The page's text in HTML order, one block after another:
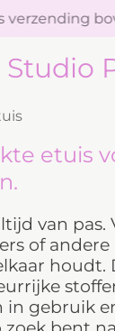
Studio
verzending
etuis
van pas.
of
houdt.
in gebruik